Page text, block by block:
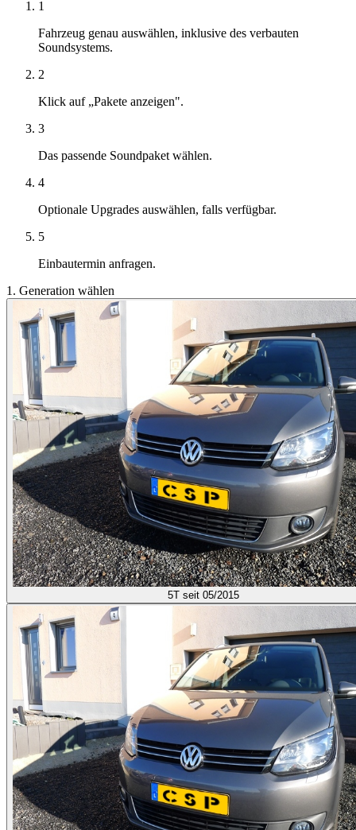
1
Fahrzeug genau auswählen, inklusive des verbauten
Soundsystems.
2
Klick auf „Pakete anzeigen".
3
Das passende Soundpaket wählen.
4
Optionale Upgrades auswählen, falls verfügbar.
5
Einbautermin anfragen.
1. Generation wählen
5T seit 05/2015